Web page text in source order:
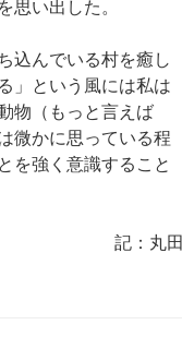
思い出した。
込んでいる村を癒し
」という風には私は
物（もっと言えば
微かに思っている程
を強く意識すること
記：丸田